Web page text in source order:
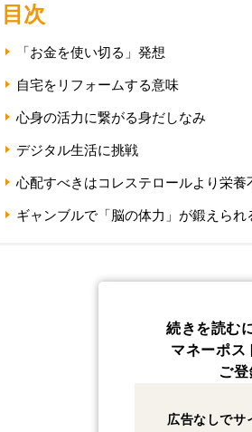
目次
「お金を使い切る」発想
自宅をリフォームする意味
心身の活力に繋がる身だしなみ
デジタル生活に挑戦
心配すべきはコレステロールより栄養
ギャンブルで「脳の体力」が鍛えられ
続きを読む
マネーポス
ご
広告なしでサ